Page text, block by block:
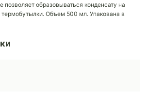
позволяет образовываться конденсату на
Объем 500 мл. Упакована в